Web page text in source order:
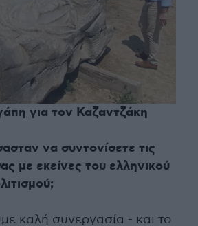
για τον Καζαντζάκη
να συντονίσετε τις
με εκείνες του ελληνικού
καλή συνεργασία - και το